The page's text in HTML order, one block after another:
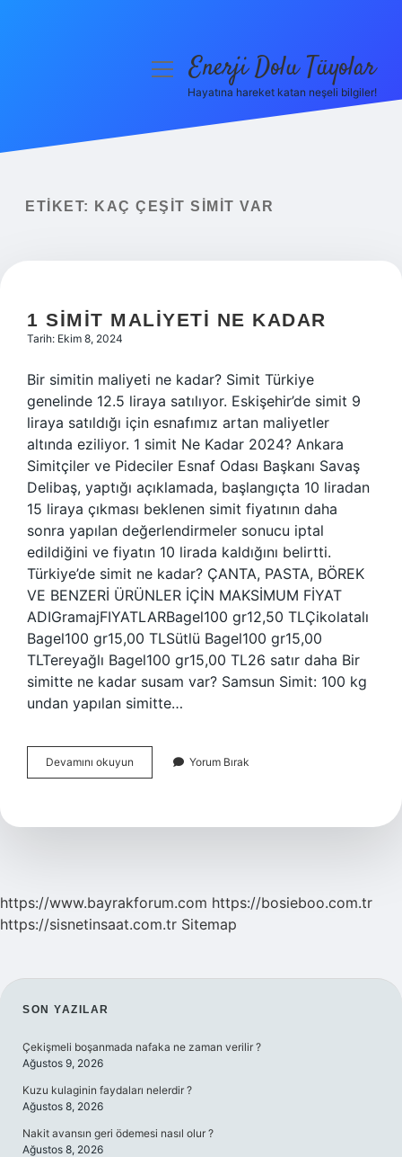
Yasal Uyarı
menüyüEnerji Dolu Tüyolar
Hayatına hareket katan neşeli bilgiler!
ETIKET: KAÇ ÇEŞIT SIMIT VAR
1 SIMIT MALIYETI NE KADAR
Tarih: Ekim 8, 2024
Bir simitin maliyeti ne kadar? Simit Türkiye
genelinde 12.5 liraya satılıyor. Eskişehir’de simit 9
liraya satıldığı için esnafımız artan maliyetler
altında eziliyor. 1 simit Ne Kadar 2024? Ankara
Simitçiler ve Pideciler Esnaf Odası Başkanı Savaş
Delibaş, yaptığı açıklamada, başlangıçta 10 liradan
15 liraya çıkması beklenen simit fiyatının daha
sonra yapılan değerlendirmeler sonucu iptal
edildiğini ve fiyatın 10 lirada kaldığını belirtti.
Türkiye’de simit ne kadar? ÇANTA, PASTA, BÖREK
VE BENZERİ ÜRÜNLER İÇİN MAKSİMUM FİYAT
ADIGramajFIYATLARBagel100 gr12,50 TLÇikolatalı
Bagel100 gr15,00 TLSütlü Bagel100 gr15,00
TLTereyağlı Bagel100 gr15,00 TL26 satır daha Bir
simitte ne kadar susam var? Samsun Simit: 100 kg
undan yapılan simitte…
Devamını okuyun
Simit
Kadar
Yorum Bırak
https://www.bayrakforum.com https://bosieboo.com.tr
https://sisnetinsaat.com.tr Sitemap
SIDEBAR
SON YAZILAR
Çekişmeli boşanmada nafaka ne zaman verilir ?
Ağustos 9, 2026
Kuzu kulaginin faydaları nelerdir ?
Ağustos 8, 2026
Nakit avansın geri ödemesi nasıl olur ?
Ağustos 8, 2026